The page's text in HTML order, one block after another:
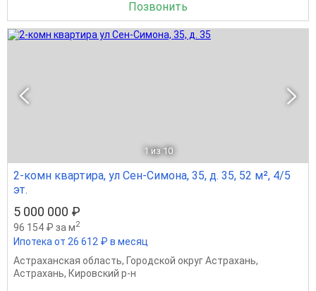
Позвонить
1 из 10
2-комн квартира, ул Сен-Симона, 35, д. 35, 52 м², 4/5
эт.
5 000 000 ₽
96 154 ₽ за м2
Ипотека от 26 612 ₽ в месяц
Астраханская область, Городской округ Астрахань,
Астрахань, Кировский р-н